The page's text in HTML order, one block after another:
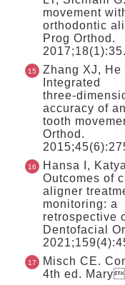
movement
orthodontic
Prog Orthod.
2017;18(1):35.
Zhang XJ, He
Integrated
three-
accuracy of
tooth
Orthod.
Hansa I,
Outcomes of
aligner
monitoring: a
retrospective
Dentofacial
Misch CE.
4th ed.